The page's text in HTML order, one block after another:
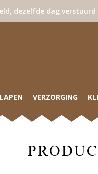
dezelfde dag verstuurd
VERZORGING